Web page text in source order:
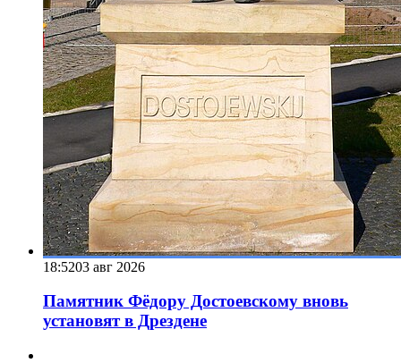
18:5203 авг 2026
Памятник Фёдору Достоевскому вновь
установят в Дрездене